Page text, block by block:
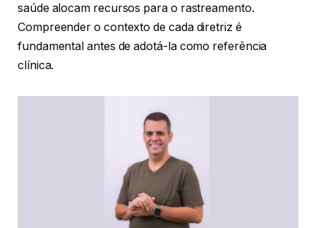
saúde alocam recursos para o rastreamento.
Compreender o contexto de cada diretriz é
fundamental antes de adotá-la como referência
clínica.